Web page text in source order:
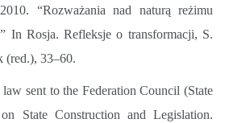
“Rozważania nad naturą reżimu
In Rosja. Refleksje o transformacji, S.
(red.), 33–60.
sent to the Federation Council (State
State Construction and Legislation.